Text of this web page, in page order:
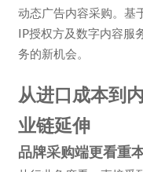
动态广告内容采购。基
IP授权方及数字内容服
务的新机会。
从进口成本到
业链延伸
品牌采购端更看重